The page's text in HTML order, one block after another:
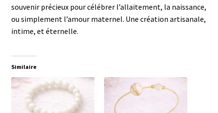
souvenir précieux pour célébrer l’allaitement, la naissance,
ou simplement l’amour maternel. Une création artisanale,
intime, et éternelle.
Similaire